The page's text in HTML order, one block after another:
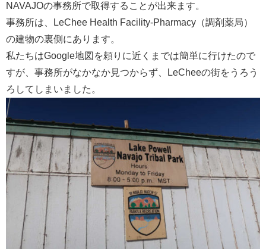
NAVAJOの事務所で取得することが出来ます。
事務所は、LeChee Health Facility-Pharmacy（調剤薬局）
の建物の裏側にあります。
私たちはGoogle地図を頼りに近くまでは簡単に行けたので
すが、事務所がなかなか見つからず、LeCheeの街をうろう
ろしてしまいました。